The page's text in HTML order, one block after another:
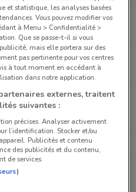
saint-cloud
D Avray
Chaville
Tous les magasins Monoprix
et statistique, les analyses basées
Vous pouvez modifier vos
à Menu > Confidentialité >
Que se passe-t-il si vous
mais elle portera sur des
pas pertinente pour vos centres
à tout moment en accédant à
dans notre application.
externes, traitent
suivantes :
précises. Analyser activement
l’identification. Stocker et/ou
Publicités et contenu
des publicités et du contenu,
de services.